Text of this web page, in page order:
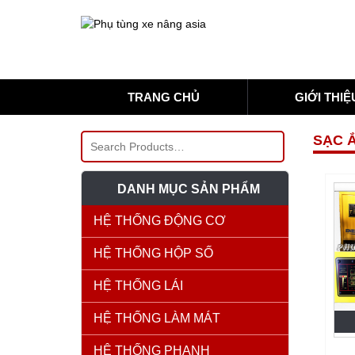
TRANG CHỦ GIỚI
SẠC
DANH MỤC SẢN PHẨM
HỆ THỐNG ĐỘNG CƠ
HỆ THỐNG HỘP SỐ
HỆ THỐNG LÁI
HỆ THỐNG LÀM MÁT
HỆ THỐNG PHANH